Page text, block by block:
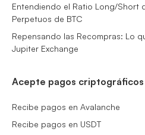
Entendiendo el Ratio Long/Short
Perpetuos de BTC
Repensando las Recompras: Lo
Jupiter Exchange
Acepte pagos criptográficos
Recibe pagos en Avalanche
Recibe pagos en USDT